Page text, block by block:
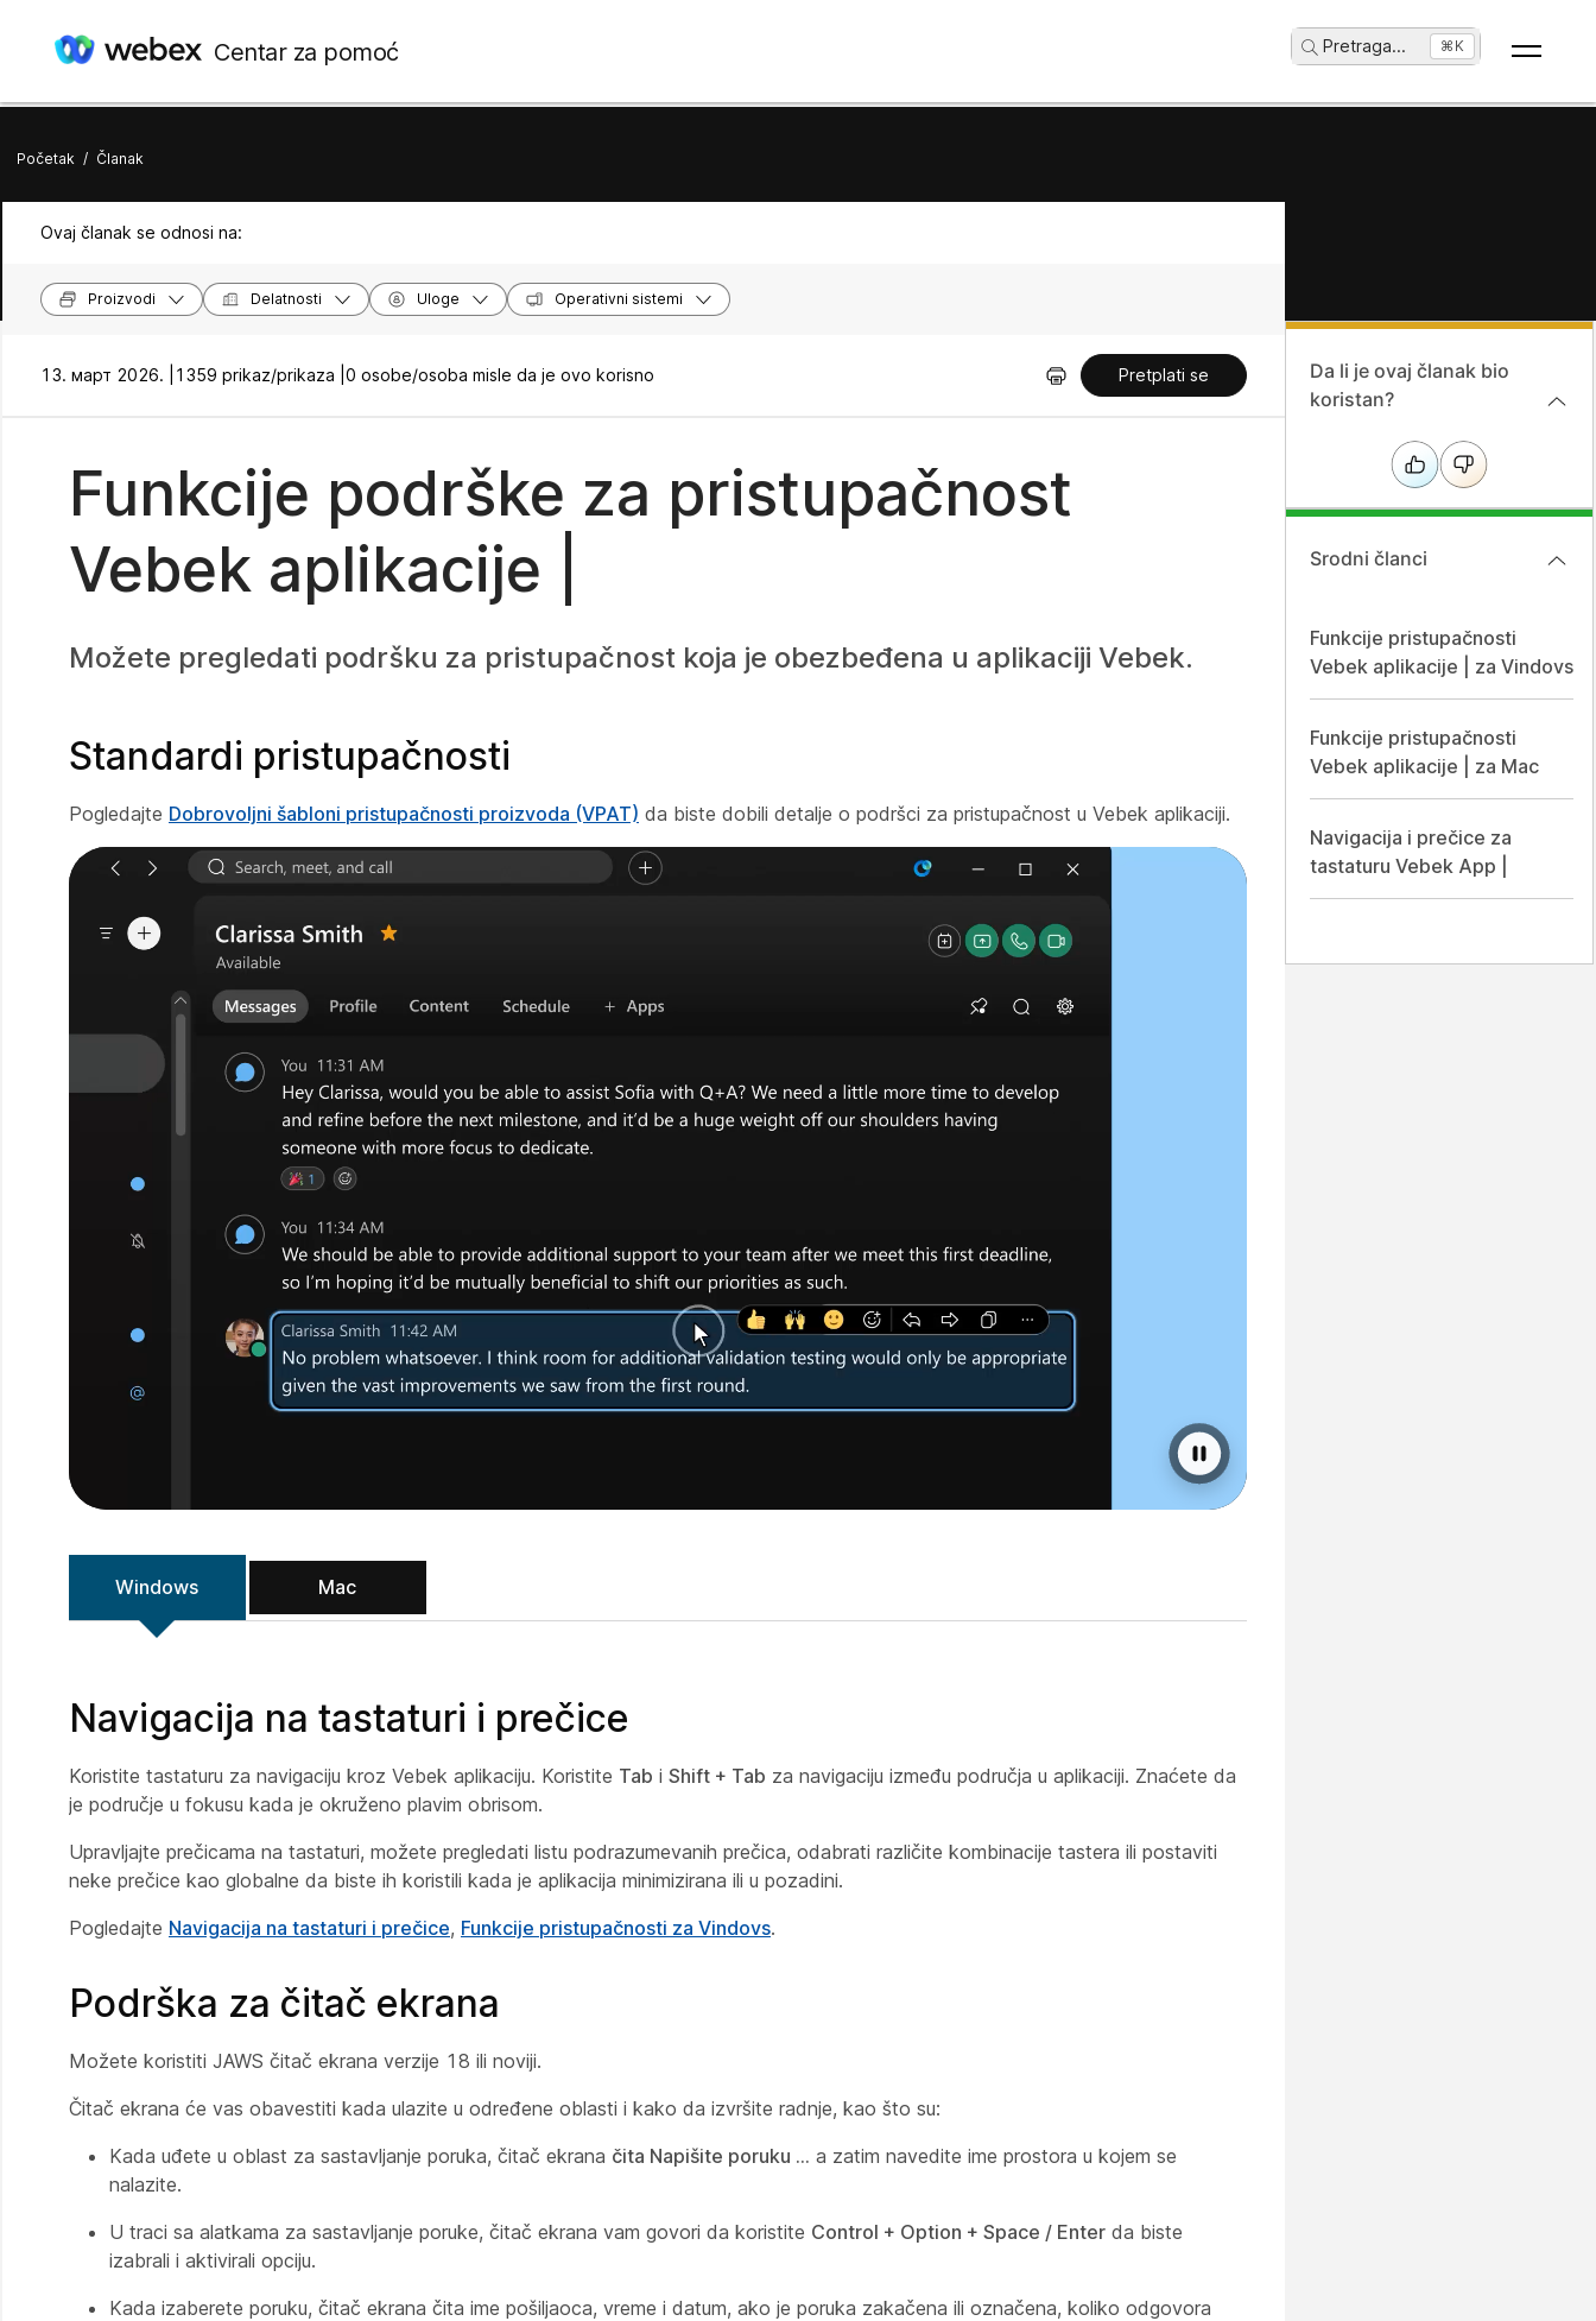
Centar za pomoć Pretraga... ⌘K
Početak / Članak
Ovaj članak se odnosi na:
Proizvodi Delatnosti Uloge Operativni sistemi
13. март 2026. | 1359 prikaz/prikaza | 0 osobe/osoba misle da je ovo korisno Pretplati se
Funkcije podrške za pristupačnost
Vebek aplikacije |
Možete pregledati podršku za pristupačnost koja je obezbeđena u aplikaciji Vebek.
Standardi pristupačnosti
Pogledajte Dobrovoljni šabloni pristupačnosti proizvoda (VPAT) da biste dobili detalje o podršci za pristupačnost u Vebek aplikaciji.
Windows Mac
Navigacija na tastaturi i prečice
Koristite tastaturu za navigaciju kroz Vebek aplikaciju. Koristite Tab i Shift + Tab za navigaciju između područja u aplikaciji. Znaćete da
je područje u fokusu kada je okruženo plavim obrisom.
Upravljajte prečicama na tastaturi, možete pregledati listu podrazumevanih prečica, odabrati različite kombinacije tastera ili postaviti
neke prečice kao globalne da biste ih koristili kada je aplikacija minimizirana ili u pozadini.
Pogledajte Navigacija na tastaturi i prečice, Funkcije pristupačnosti za Vindovs.
Podrška za čitač ekrana
Možete koristiti JAWS čitač ekrana verzije 18 ili noviji.
Čitač ekrana će vas obavestiti kada ulazite u određene oblasti i kako da izvršite radnje, kao što su:
Kada uđete u oblast za sastavljanje poruka, čitač ekrana čita Napišite poruku ... a zatim navedite ime prostora u kojem se
nalazite.
U traci sa alatkama za sastavljanje poruke, čitač ekrana vam govori da koristite Control + Option + Space / Enter da biste
izabrali i aktivirali opciju.
Kada izaberete poruku, čitač ekrana čita ime pošiljaoca, vreme i datum, ako je poruka zakačena ili označena, koliko odgovora
Da li je ovaj članak bio
koristan?
Srodni članci
Funkcije pristupačnosti
Vebek aplikacije | za Vindovs
Funkcije pristupačnosti
Vebek aplikacije | za Mac
Navigacija i prečice za
tastaturu Vebek App |